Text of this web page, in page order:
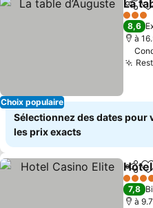
Choix populaire
La
3 Étoiles
8,6
à
Sélectionnez des dates pour
les prix exacts
4
7,8
à